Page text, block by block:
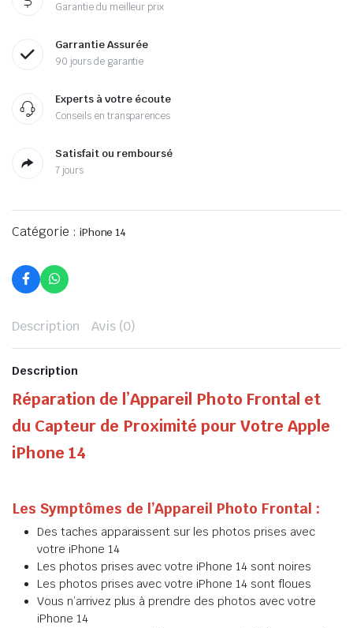
Garantie du meilleur prix
Garrantie Assurée
90 jours de garantie
Experts à votre écoute
Conseils en transparences
Satisfait ou remboursé
7 jours
Catégorie : iPhone 14
Description Avis (0)
Description
Réparation de l’Appareil Photo Frontal et
du Capteur de Proximité pour Votre Apple
iPhone 14
Les Symptômes de l’Appareil Photo Frontal :
Des taches apparaissent sur les photos prises avec
votre iPhone 14
Les photos prises avec votre iPhone 14 sont noires
Les photos prises avec votre iPhone 14 sont floues
Vous n’arrivez plus à prendre des photos avec votre
iPhone 14